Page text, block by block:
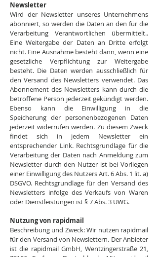
Newsletter
Wird der Newsletter unseres Unternehmens
abonniert, so werden die Daten an den für die
Verarbeitung Verantwortlichen übermittelt..
Eine Weitergabe der Daten an Dritte erfolgt
nicht. Eine Ausnahme besteht dann, wenn eine
gesetzliche Verpflichtung zur Weitergabe
besteht. Die Daten werden ausschließlich für
den Versand des Newsletters verwendet. Das
Abonnement des Newsletters kann durch die
betroffene Person jederzeit gekündigt werden.
Ebenso kann die Einwilligung in die
Speicherung der personenbezogenen Daten
jederzeit widerrufen werden. Zu diesem Zweck
findet sich in jedem Newsletter ein
entsprechender Link. Rechtsgrundlage für die
Verarbeitung der Daten nach Anmeldung zum
Newsletter durch den Nutzer ist bei Vorliegen
einer Einwilligung des Nutzers Art. 6 Abs. 1 lit. a)
DSGVO. Rechtsgrundlage für den Versand des
Newsletters infolge des Verkaufs von Waren
oder Dienstleistungen ist § 7 Abs. 3 UWG.
Nutzung von rapidmail
Beschreibung und Zweck: Wir nutzen rapidmail
für den Versand von Newslettern. Der Anbieter
ist die rapidmail GmbH, Wentzingerstraße 21,